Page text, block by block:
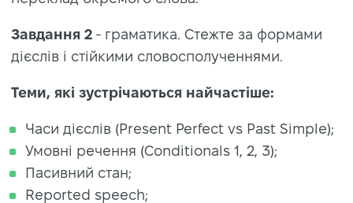
Завдання 2 - граматика. Стежте за формами
дієслів і стійкими словосполученнями.
Теми, які зустрічаються найчастіше:
Часи дієслів (Present Perfect vs Past Simple);
Умовні речення (Conditionals 1, 2, 3);
Пасивний стан;
Reported speech;